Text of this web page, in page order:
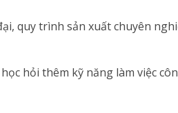
quy trình sản xuất chuyên
hỏi thêm kỹ năng làm việc